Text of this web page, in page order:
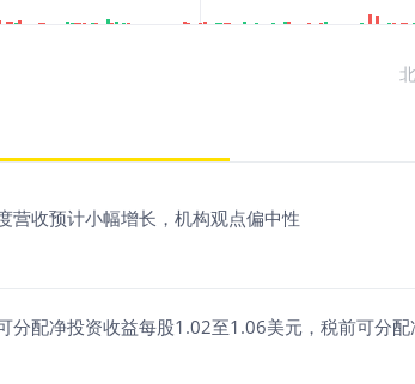
营收预计小幅增长，机构观点偏中性
分配净投资收益每股1.02至1.06美元，税前可分